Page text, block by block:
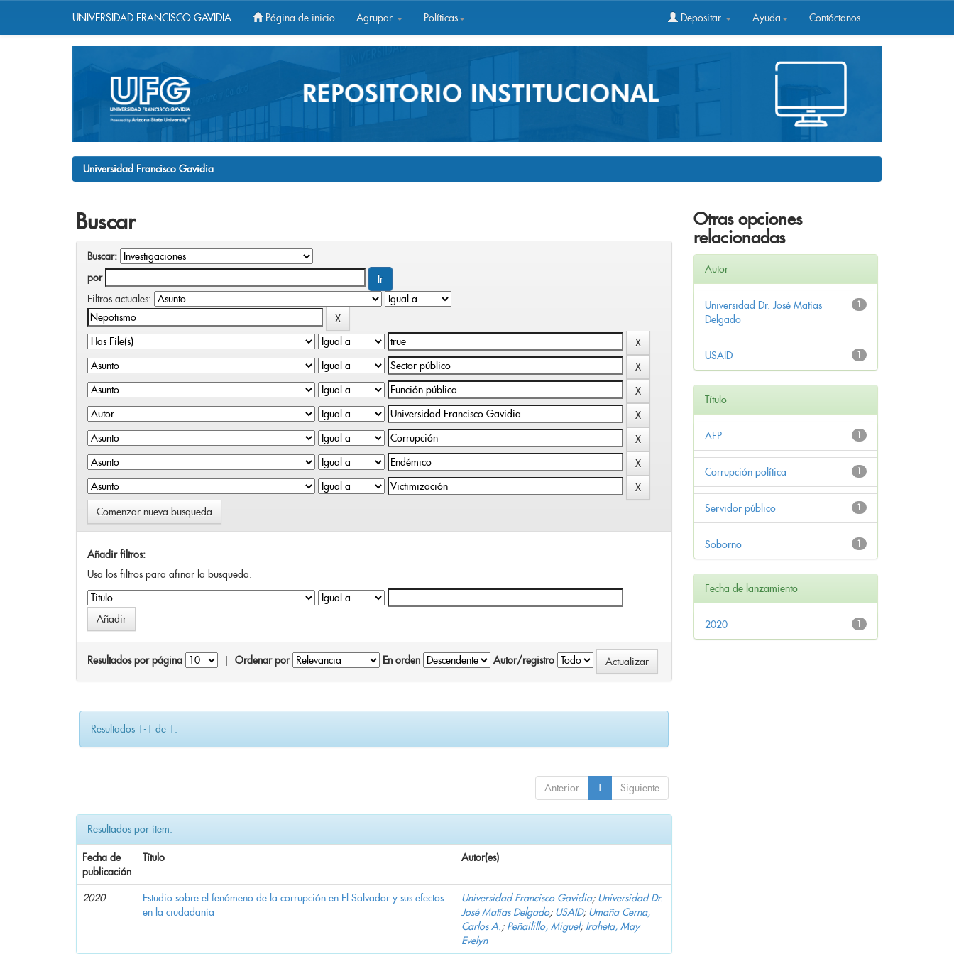
UNIVERSIDAD FRANCISCO GAVIDIA Página de inicio Agrupar Políticas Depositar Ayuda Contáctanos
Universidad Francisco Gavidia
Buscar
Buscar:
por
Filtros actuales:
Comenzar nueva busqueda
Añadir filtros:
Usa los filtros para afinar la busqueda.
Resultados por página Ordenar por En orden Autor/registro
Resultados 1-1 de 1.
Anterior 1 Siguiente
Resultados por ítem:
Fecha de
publicación
Título Autor(es)
2020
Estudio sobre el fenómeno de la corrupción en El Salvador y sus efectos
en la ciudadanía
Universidad Francisco Gavidia; Universidad Dr.
José Matías Delgado; USAID; Umaña Cerna,
Carlos A.; Peñailillo, Miguel; Iraheta, May
Evelyn
Otras opciones
relacionadas
Autor
1
Universidad Dr. José Matías
Delgado
1
USAID
Título
1
AFP
1
Corrupción política
1
Servidor público
1
Soborno
Fecha de lanzamiento
1
2020